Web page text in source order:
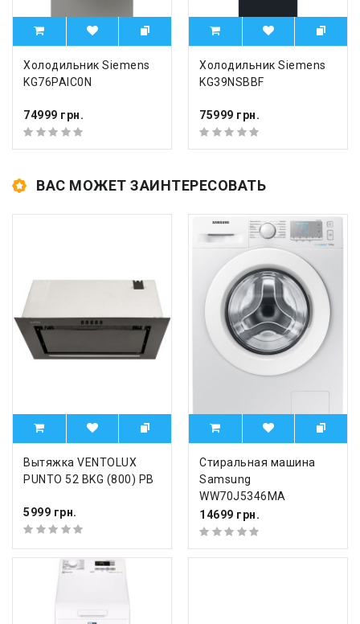
Холодильник Siemens
KG76PAIC0N
74999 грн.
Холодильник Siemens
KG39NSBBF
75999 грн.
ВАС МОЖЕТ ЗАИНТЕРЕСОВАТЬ
Вытяжка VENTOLUX
PUNTO 52 BKG (800) PB
5999 грн.
Стиральная машина
Samsung
WW70J5346MA
14699 грн.